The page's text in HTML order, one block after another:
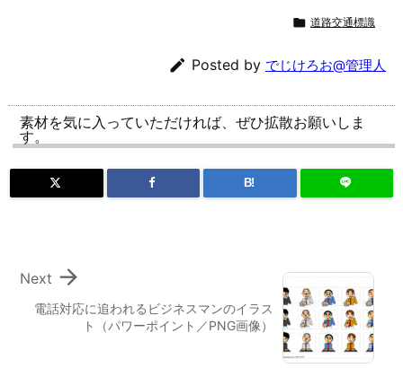
 道路交通標識
 Posted by でじけろお@管理人
素材を気に入っていただければ、ぜひ拡散お願いしま
す。
B!
電話対応に追われるビジネスマンのイラス
ト（パワーポイント／PNG画像）

Next